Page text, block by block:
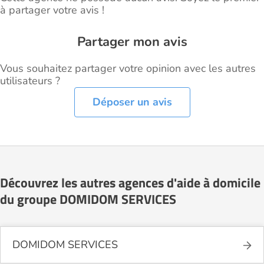
à partager votre avis !
Partager mon avis
Vous souhaitez partager votre opinion avec les autres
utilisateurs ?
Déposer un avis
Découvrez les autres agences d'aide à domicile
du groupe DOMIDOM SERVICES
DOMIDOM SERVICES